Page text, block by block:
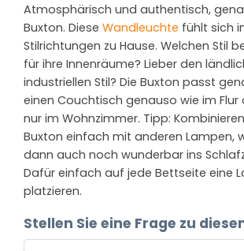
Atmosphärisch und authentisch,
Buxton. Diese Wandleuchte fühlt sich
Stilrichtungen zu Hause. Welchen Stil
für ihre Innenräume? Lieber den
industriellen Stil? Die Buxton passt
einen Couchtisch genauso wie im
nur im Wohnzimmer. Tipp:
Buxton einfach mit anderen Lampen,
dann auch noch wunderbar ins
Dafür einfach auf jede Bettseite eine
platzieren.
Stellen Sie eine Frage zu